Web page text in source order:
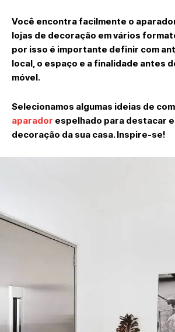
Você encontra facilmente o
lojas de decoração em vários
por isso é importante definir com
local, o espaço e a finalidade antes
móvel.
Selecionamos algumas ideias de
aparador espelhado para destacar
decoração da sua casa. Inspire-se!